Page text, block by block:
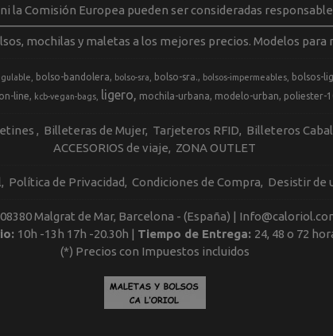
la Comisión Europea pueden ser consideradas
mochilas y maletas a los mejores precios. Modelos para
bolso-bandolera bolso-sra bolso-sra. bolsos-impermeables bolsos-
line kcb-vegan-bags ligero mochila-urbana modelo-urban poliester-
Billeteras de Mujer Tarjeteros RFID Billeteros
ACCESORIOS de viaje ZONA OUTLET
Política de Privacidad Condiciones de Compra Desistir de
Malgrat de Mar, Barcelona - (España) |
10h -13h 17h -20.30h | Tiempo de Entrega: 24, 48 o 72
(*) Precios con Impuestos incluidos